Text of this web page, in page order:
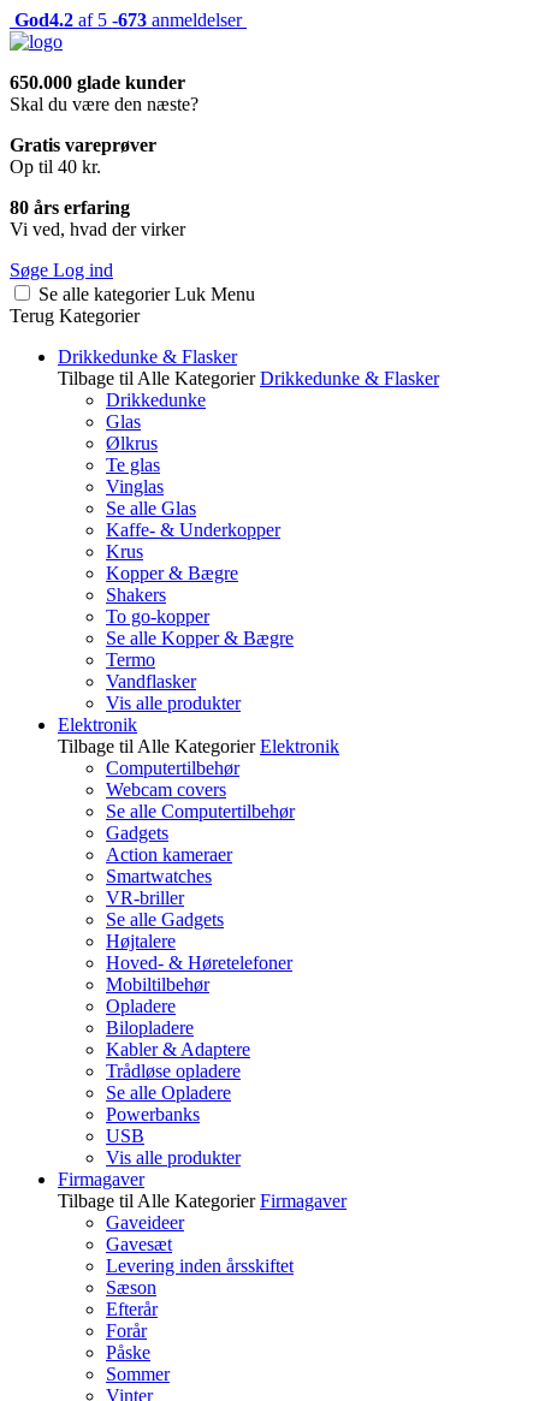
God4.2 af 5 -673 anmeldelser
650.000 glade kunder
Skal du være den næste?
Gratis vareprøver
Op til 40 kr.
80 års erfaring
Vi ved, hvad der virker
Søge Log ind
Se alle kategorier Luk Menu
Terug Kategorier
Drikkedunke & Flasker
Tilbage til Alle Kategorier Drikkedunke & Flasker
Drikkedunke
Glas
Ølkrus
Te glas
Vinglas
Se alle Glas
Kaffe- & Underkopper
Krus
Kopper & Bægre
Shakers
To go-kopper
Se alle Kopper & Bægre
Termo
Vandflasker
Vis alle produkter
Elektronik
Tilbage til Alle Kategorier Elektronik
Computertilbehør
Webcam covers
Se alle Computertilbehør
Gadgets
Action kameraer
Smartwatches
VR-briller
Se alle Gadgets
Højtalere
Hoved- & Høretelefoner
Mobiltilbehør
Opladere
Bilopladere
Kabler & Adaptere
Trådløse opladere
Se alle Opladere
Powerbanks
USB
Vis alle produkter
Firmagaver
Tilbage til Alle Kategorier Firmagaver
Gaveideer
Gavesæt
Levering inden årsskiftet
Sæson
Efterår
Forår
Påske
Sommer
Vinter